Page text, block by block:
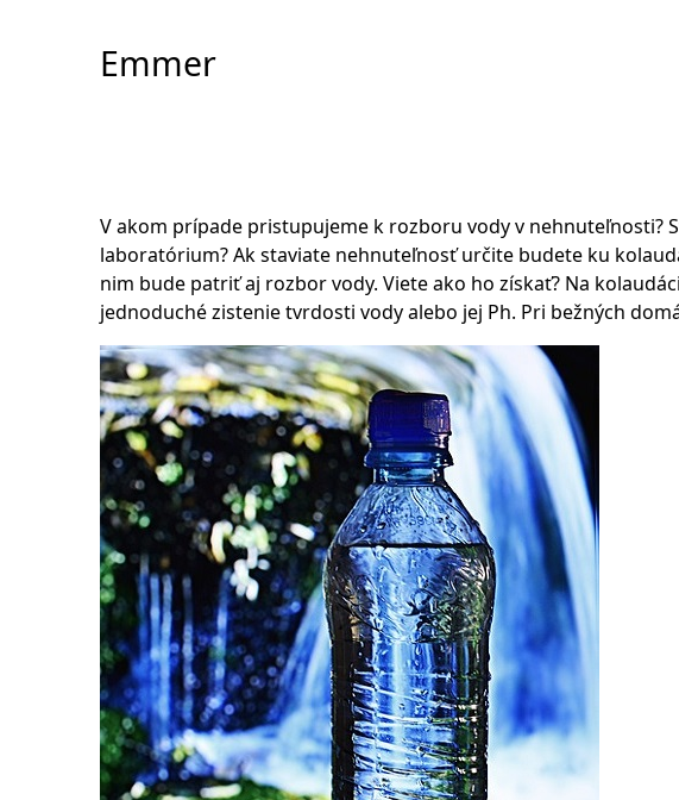
Emmer
V akom prípade pristupujeme k rozboru vody v nehnuteľnosti?
laboratórium? Ak staviate nehnuteľnosť určite budete ku
nim bude patriť aj rozbor vody. Viete ako ho získať? Na
jednoduché zistenie tvrdosti vody alebo jej Ph. Pri bežných